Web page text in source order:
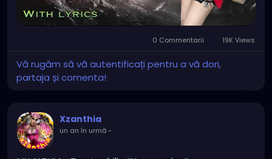
#hellpop #creaturecosplay#monstercosplay
#clowncore
#emo
#gothchick #pastelgoth #goth
#darkpop #evilpop
#gothicstyle
#gothgoth
#gothicgirl #metal
#steampunkgirl
0 Commentarii 19K Views
Vă rugăm să vă autentificați pentru a vă dori,
partaja și comenta!
Xzanthia
un an în urmă-